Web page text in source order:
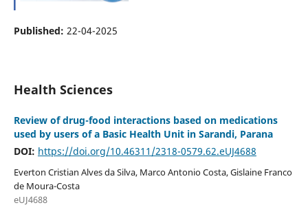
Published: 22-04-2025
Health Sciences
Review of drug-food interactions based on medications
used by users of a Basic Health Unit in Sarandi, Parana
DOI: https://doi.org/10.46311/2318-0579.62.eUJ4688
Everton Cristian Alves da Silva, Marco Antonio Costa, Gislaine Franco
de Moura-Costa
eUJ4688